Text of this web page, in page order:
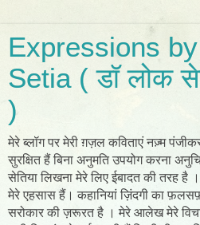
Expressions
Setia ( डॉ लोक
)
मेरे ब्लॉग पर मेरी ग़ज़ल कविताएं नज़्म
सुरक्षित हैं बिना अनुमति उपयोग करना
सेतिया लिखना मेरे लिए ईबादत की तरह है
मेरे एहसास हैं। कहानियां ज़िंदगी का
सरोकार की ज़रूरत है । मेरे आलेख मेरे